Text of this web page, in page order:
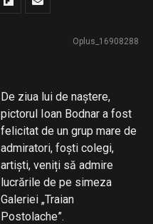
Oplus_16908288
De ziua lui de naștere,
pictorul Ioan Bodnar a fost
felicitat de un grup mare de
admiratori, foști colegi,
artiști, veniți să admire
lucrările de pe simeza
Galeriei „Traian
Postolache”.